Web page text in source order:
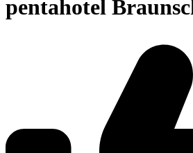
pentahotel